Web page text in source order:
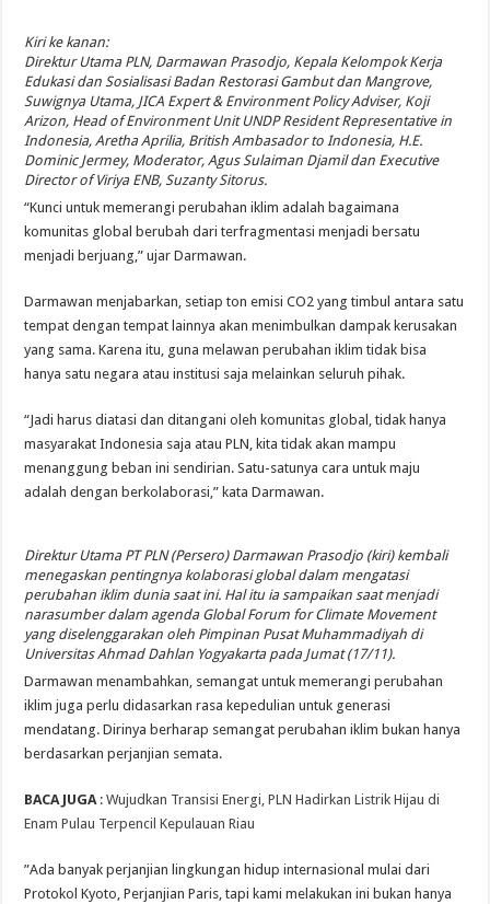
Kiri ke kanan:
Direktur Utama PLN, Darmawan Prasodjo, Kepala Kelompok Kerja
Edukasi dan Sosialisasi Badan Restorasi Gambut dan Mangrove,
Suwignya Utama, JICA Expert & Environment Policy Adviser, Koji
Arizon, Head of Environment Unit UNDP Resident Representative in
Indonesia, Aretha Aprilia, British Ambasador to Indonesia, H.E.
Dominic Jermey, Moderator, Agus Sulaiman Djamil dan Executive
Director of Viriya ENB, Suzanty Sitorus.
“Kunci untuk memerangi perubahan iklim adalah bagaimana
komunitas global berubah dari terfragmentasi menjadi bersatu
menjadi berjuang,” ujar Darmawan.
Darmawan menjabarkan, setiap ton emisi CO2 yang timbul antara satu
tempat dengan tempat lainnya akan menimbulkan dampak kerusakan
yang sama. Karena itu, guna melawan perubahan iklim tidak bisa
hanya satu negara atau institusi saja melainkan seluruh pihak.
“Jadi harus diatasi dan ditangani oleh komunitas global, tidak hanya
masyarakat Indonesia saja atau PLN, kita tidak akan mampu
menanggung beban ini sendirian. Satu-satunya cara untuk maju
adalah dengan berkolaborasi,” kata Darmawan.
Direktur Utama PT PLN (Persero) Darmawan Prasodjo (kiri) kembali
menegaskan pentingnya kolaborasi global dalam mengatasi
perubahan iklim dunia saat ini. Hal itu ia sampaikan saat menjadi
narasumber dalam agenda Global Forum for Climate Movement
yang diselenggarakan oleh Pimpinan Pusat Muhammadiyah di
Universitas Ahmad Dahlan Yogyakarta pada Jumat (17/11).
Darmawan menambahkan, semangat untuk memerangi perubahan
iklim juga perlu didasarkan rasa kepedulian untuk generasi
mendatang. Dirinya berharap semangat perubahan iklim bukan hanya
berdasarkan perjanjian semata.
BACA JUGA :Wujudkan Transisi Energi, PLN Hadirkan Listrik Hijau di
Enam Pulau Terpencil Kepulauan Riau
”Ada banyak perjanjian lingkungan hidup internasional mulai dari
Protokol Kyoto, Perjanjian Paris, tapi kami melakukan ini bukan hanya